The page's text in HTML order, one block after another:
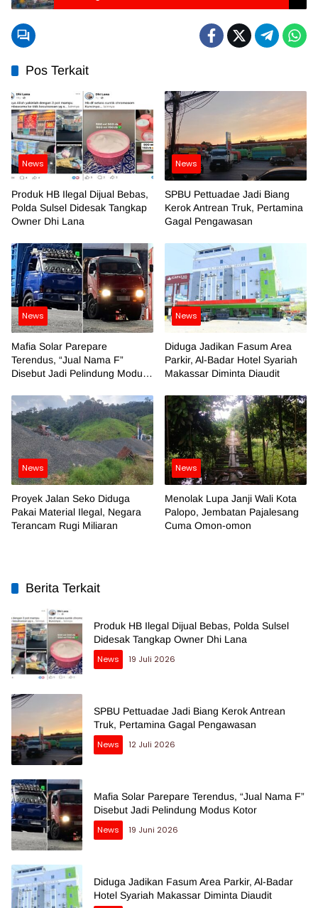
Pos Terkait
News
Produk HB Ilegal Dijual Bebas,
Polda Sulsel Didesak Tangkap
Owner Dhi Lana
News
SPBU Pettuadae Jadi Biang
Kerok Antrean Truk, Pertamina
Gagal Pengawasan
News
Mafia Solar Parepare
Terendus, “Jual Nama F”
Disebut Jadi Pelindung Modus
News
Diduga Jadikan Fasum Area
Parkir, Al-Badar Hotel Syariah
Makassar Diminta Diaudit
News
Proyek Jalan Seko Diduga
Pakai Material Ilegal, Negara
Terancam Rugi Miliaran
News
Menolak Lupa Janji Wali Kota
Palopo, Jembatan Pajalesang
Cuma Omon-omon
Berita Terkait
Produk HB Ilegal Dijual Bebas, Polda Sulsel
Didesak Tangkap Owner Dhi Lana
News
19 Juli 2026
SPBU Pettuadae Jadi Biang Kerok Antrean
Truk, Pertamina Gagal Pengawasan
News
12 Juli 2026
Mafia Solar Parepare Terendus, “Jual Nama F”
Disebut Jadi Pelindung Modus Kotor
News
19 Juni 2026
Diduga Jadikan Fasum Area Parkir, Al-Badar
Hotel Syariah Makassar Diminta Diaudit